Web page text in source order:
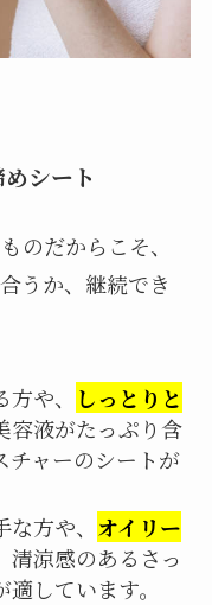
シート
のだからこそ、
うか、継続でき
や、
しっとりと
容液がたっぷり含
チャーのシートが
方や、 オイリー
清涼感のあるさっ
しています。